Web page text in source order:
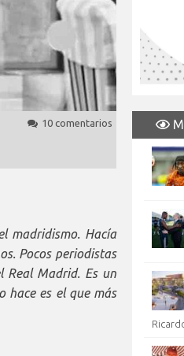
10 comentarios
madridismo. Hacía
Pocos periodistas
Real Madrid. Es un
hace es el que más